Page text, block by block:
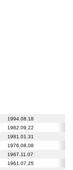
1994.08.18
1981.01.31
1976.08.08
1967.11.07
1961.07.25